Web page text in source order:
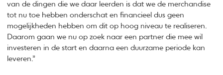
van de dingen die we daar leerden is dat we de merchandise
tot nu toe hebben onderschat en financieel dus geen
mogelijkheden hebben om dit op hoog niveau te realiseren.
Daarom gaan we nu op zoek naar een partner die mee wil
investeren in de start en daarna een duurzame periode kan
leveren.”